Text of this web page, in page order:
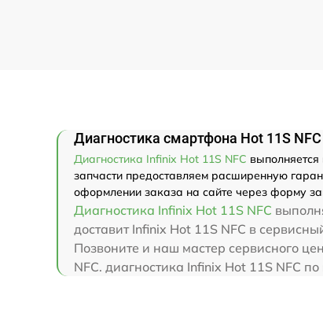
Диагностика смартфона Hot 11S
Диагностика Infinix Hot 11S NFC
запчасти предоставляем расширенную
оформлении заказа на сайте через форму
Диагностика Infinix Hot 11S NFC
доставит Infinix Hot 11S NFC в
Позвоните и наш мастер сервисного
NFC. диагностика Infinix Hot 11S NFC